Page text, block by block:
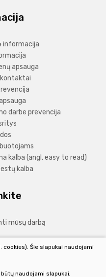
informacija
apsauga
darbe prevencija
kalba (angl. easy to read)
kalba
mūsų darbą
Šie slapukai naudojami
naudojami slapukai,